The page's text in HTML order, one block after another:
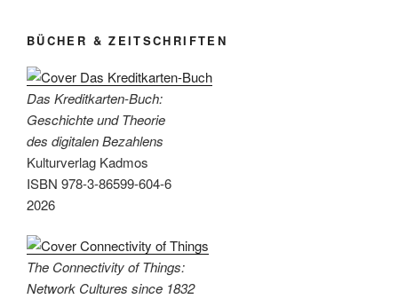
BÜCHER & ZEITSCHRIFTEN
Das Kreditkarten-Buch:
Geschichte und Theorie
des digitalen Bezahlens
Kulturverlag Kadmos
ISBN 978-3-86599-604-6
2026
The Connectivity of Things:
Network Cultures since 1832